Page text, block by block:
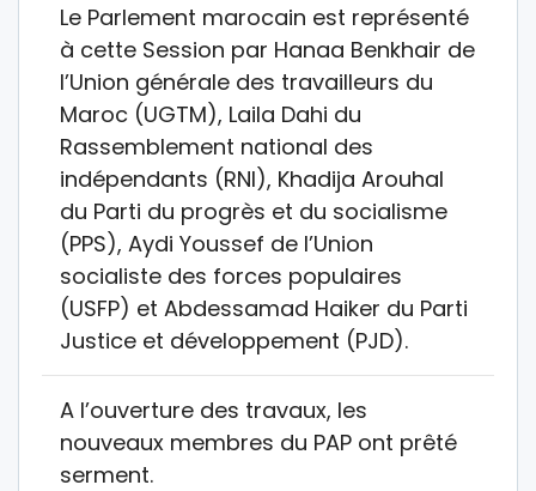
Le Parlement marocain est représenté
à cette Session par Hanaa Benkhair de
l’Union générale des travailleurs du
Maroc (UGTM), Laila Dahi du
Rassemblement national des
indépendants (RNI), Khadija Arouhal
du Parti du progrès et du socialisme
(PPS), Aydi Youssef de l’Union
socialiste des forces populaires
(USFP) et Abdessamad Haiker du Parti
Justice et développement (PJD).
A l’ouverture des travaux, les
nouveaux membres du PAP ont prêté
serment.